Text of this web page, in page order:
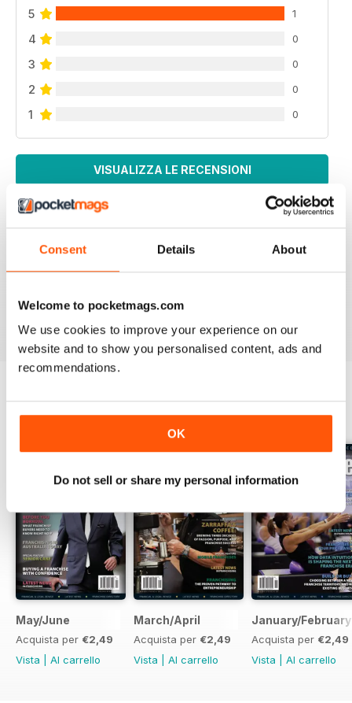
Consent Details About
Welcome to pocketmags.com
We use cookies to improve your experience on our
website and to show you personalised content, ads and
recommendations.
OK
Do not sell or share my personal information
5 1
4 0
3 0
2 0
1 0
VISUALIZZA LE RECENSIONI
NEVER DISAPPOINTS
EDIZIONI INDIETRO Visualizza tutti
May/June
Acquista per €2,49
Vista
Al carrello
March/April
Acquista per €2,49
Vista
Al carrello
January/February
Acquista per €2,49
Vista
Al carrello